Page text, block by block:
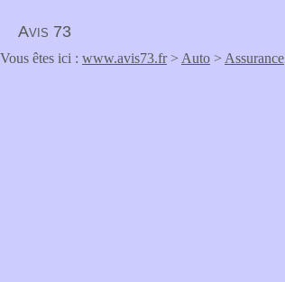
Avis 73
Vous êtes ici : www.avis73.fr> Auto > Assurance